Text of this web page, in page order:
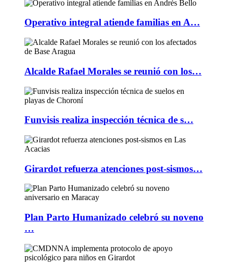
Operativo integral atiende familias en A…
Alcalde Rafael Morales se reunió con los…
Funvisis realiza inspección técnica de s…
Girardot refuerza atenciones post-sismos…
Plan Parto Humanizado celebró su noveno
…